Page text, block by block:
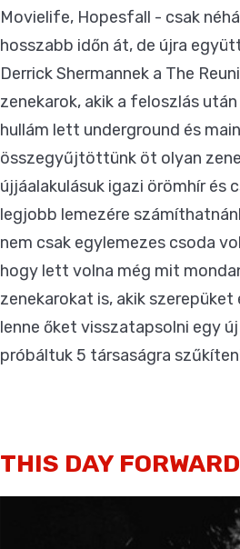
Movielife, Hopesfall - csak
hosszabb időn át, de újra
Derrick Shermannek a The
zenekarok, akik a feloszlás
hullám lett underground és
összegyűjtöttünk öt olyan
újjáalakulásuk igazi örömhír és
legjobb lemezére
nem csak egylemezes csoda
hogy lett volna még mit
zenekarokat is, akik
lenne őket visszatapsolni egy
próbáltuk 5 társaságra
THIS DAY FORWARD